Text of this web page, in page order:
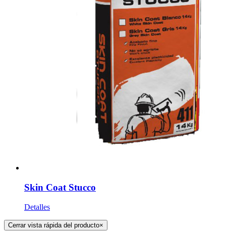
Skin Coat Stucco
Detalles
Cerrar vista rápida del producto×